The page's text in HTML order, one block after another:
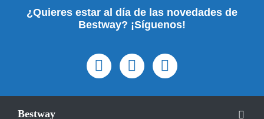
¿Quieres estar al día de las novedades de
Bestway? ¡Síguenos!
Bestway